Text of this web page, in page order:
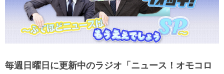
毎週日曜日に更新中のラジオ「ニュース！オモコロ